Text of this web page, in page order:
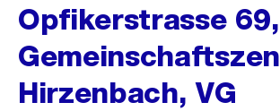
Opfikerstrasse 69,
Hirzenbach, VG